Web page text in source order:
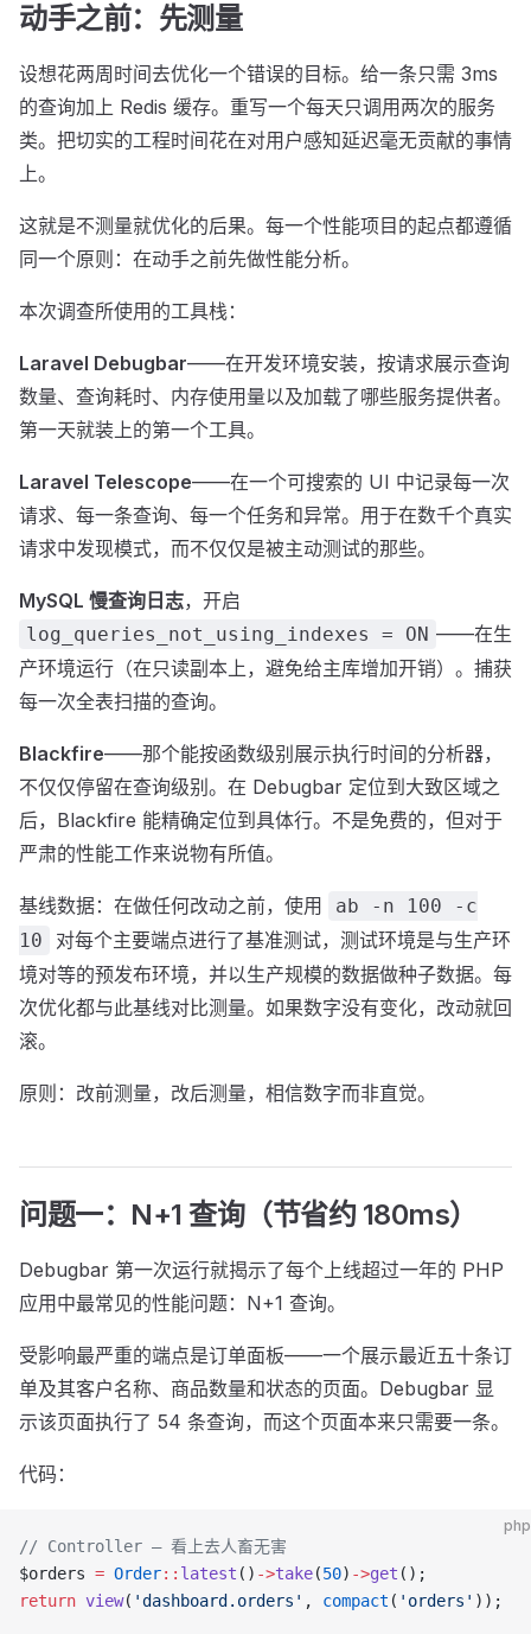
动手之前：先测量
设想花两周时间去优化一个错误的目标。给一条只需 3ms
的查询加上 Redis 缓存。重写一个每天只调用两次的服务
类。把切实的工程时间花在对用户感知延迟毫无贡献的事情
上。
这就是不测量就优化的后果。每一个性能项目的起点都遵循
同一个原则：在动手之前先做性能分析。
本次调查所使用的工具栈：
Laravel Debugbar——在开发环境安装，按请求展示查询
数量、查询耗时、内存使用量以及加载了哪些服务提供者。
第一天就装上的第一个工具。
Laravel Telescope——在一个可搜索的 UI 中记录每一次
请求、每一条查询、每一个任务和异常。用于在数千个真实
请求中发现模式，而不仅仅是被主动测试的那些。
MySQL 慢查询日志，开启
log_queries_not_using_indexes = ON ——在生
产环境运行（在只读副本上，避免给主库增加开销）。捕获
每一次全表扫描的查询。
Blackfire——那个能按函数级别展示执行时间的分析器，
不仅仅停留在查询级别。在 Debugbar 定位到大致区域之
后，Blackfire 能精确定位到具体行。不是免费的，但对于
严肃的性能工作来说物有所值。
基线数据：在做任何改动之前，使用
ab -n 100 -c
10
对每个主要端点进行了基准测试，测试环境是与生产环
境对等的预发布环境，并以生产规模的数据做种子数据。每
次优化都与此基线对比测量。如果数字没有变化，改动就回
滚。
原则：改前测量，改后测量，相信数字而非直觉。
问题一：N+1 查询（节省约 180ms）
Debugbar 第一次运行就揭示了每个上线超过一年的 PHP
应用中最常见的性能问题：N+1 查询。
受影响最严重的端点是订单面板——一个展示最近五十条订
单及其客户名称、商品数量和状态的页面。Debugbar 显
示该页面执行了 54 条查询，而这个页面本来只需要一条。
代码：
php
// Controller — 看上去人畜无害
$orders = Order:: latest () ->take(50) ->get ();
return view( 'dashboard.orders' , compact ( 'orders' ));